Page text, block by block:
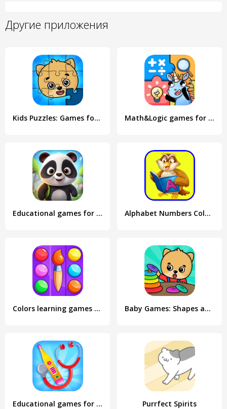
Другие приложения
Kids Puzzles: Games for Kids Math&Logic games for kids
Educational games for kids 2-4 Alphabet Numbers Colors
Colors learning games for kids Baby Games: Shapes and Colors
Educational games for kids 2-4 Purrfect Spirits